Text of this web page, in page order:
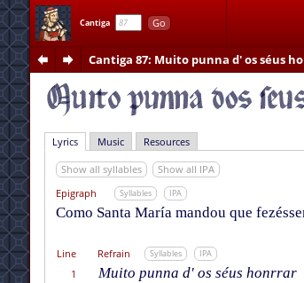
Cantiga Go
Cantiga 87: Muito punna d' os séus
Lyrics Music Resources
Show all syllables
Show all IPA
Epigraph
Syllables IPA
Como Santa María mandou que
Line Refrain Syllables IPA
1
Muito punna d' os séus honrrar